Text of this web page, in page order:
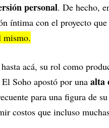
personal. De hecho,
íntima con el proyecto
mismo.
acá, su rol como
Soho apostó por una alta
para una figura de
costos que incluso